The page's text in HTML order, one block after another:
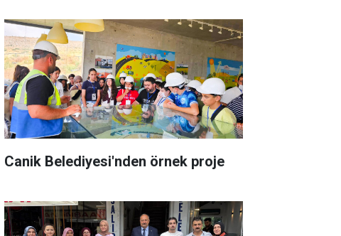
Canik Belediyesi'nden örnek proje